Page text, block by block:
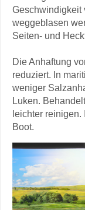
Geschwindigkeit
weggeblasen
Seiten- und
Die Anhaftung
reduziert. In
weniger
Luken.
leichter reinigen.
Boot.